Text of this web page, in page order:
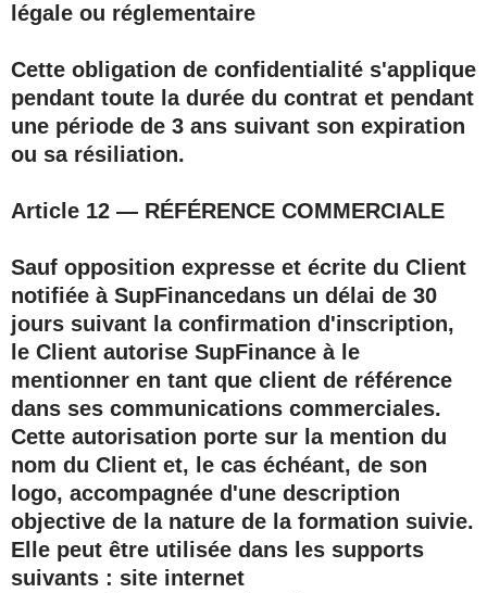
légale ou réglementaire
Cette obligation de confidentialité s'applique
pendant toute la durée du contrat et pendant
une période de 3 ans suivant son expiration
ou sa résiliation.
Article 12 — RÉFÉRENCE COMMERCIALE
Sauf opposition expresse et écrite du Client
notifiée à SupFinancedans un délai de 30
jours suivant la confirmation d'inscription,
le Client autorise SupFinance à le
mentionner en tant que client de référence
dans ses communications commerciales.
Cette autorisation porte sur la mention du
nom du Client et, le cas échéant, de son
logo, accompagnée d'une description
objective de la nature de la formation suivie.
Elle peut être utilisée dans les supports
suivants : site internet